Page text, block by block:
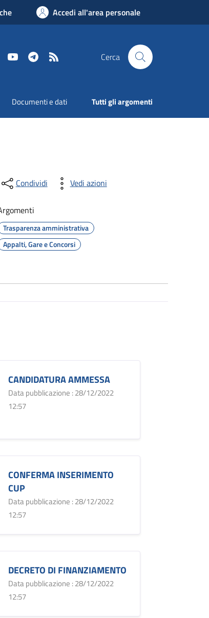
Accedi all'area personale
FacebookYouTube Telegram Cerca
Documenti e dati Tutti gli argomenti
Condividi Vedi azioni
Trasparenza amministrativa
Appalti, Gare e Concorsi
CANDIDATURA AMMESSA
Data pubblicazione : 28/12/2022
12:57
CONFERMA INSERIMENTO
CUP
Data pubblicazione : 28/12/2022
12:57
DECRETO DI FINANZIAMENTO
Data pubblicazione : 28/12/2022
12:57